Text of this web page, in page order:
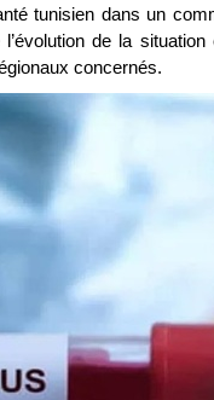
tunisien dans un
de la situation
concernés.